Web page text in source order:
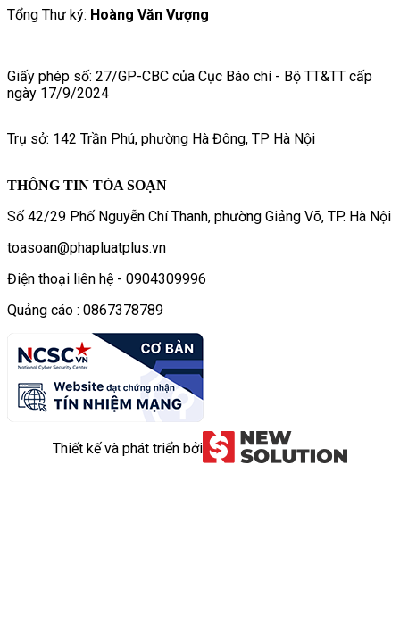
Tổng Thư ký: Hoàng Văn Vượng
Giấy phép số: 27/GP-CBC của Cục Báo chí - Bộ TT&TT cấp
ngày 17/9/2024
Trụ sở: 142 Trần Phú, phường Hà Đông, TP Hà Nội
THÔNG TIN TÒA SOẠN
Số 42/29 Phố Nguyễn Chí Thanh, phường Giảng Võ, TP. Hà Nội
toasoan@phapluatplus.vn
Điện thoại liên hệ - 0904309996
Quảng cáo : 0867378789
Thiết kế và phát triển bởi